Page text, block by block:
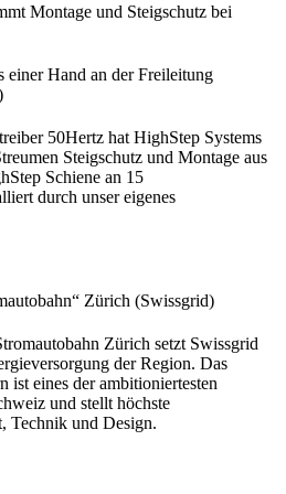
einer Hand an der Freileitung
50Hertz hat HighStep Systems
Steigschutz und Montage aus
Schiene an 15
durch unser eigenes
Zürich (Swissgrid)
Zürich setzt Swissgrid
der Region. Das
ist eines der ambitioniertesten
und stellt höchste
Technik und Design.